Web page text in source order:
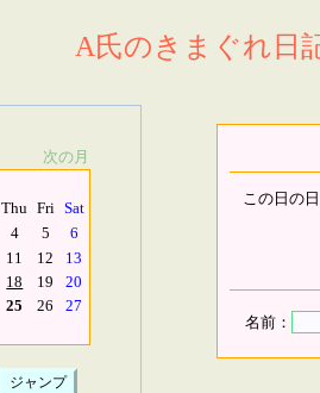
A氏のきまぐれ日
次の月
Thu Fri Sat
4 5
6
11 12
13
18 19
20
25 26
27
この日の
名前：